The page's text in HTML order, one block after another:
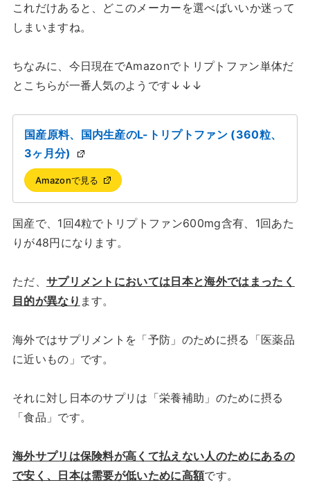
これだけあると、どこのメーカーを選べばいいか迷って
しまいますね。
ちなみに、今日現在でAmazonでトリプトファン単体だ
とこちらが一番人気のようです↓↓↓
国産原料、国内生産のL-トリプトファン (360粒、
3ヶ月分)
Amazonで見る
国産で、1回4粒でトリプトファン600mg含有、1回あた
りが48円になります。
ただ、 サプリメントにおいては日本と海外ではまったく
目的が異なり ます。
海外ではサプリメントを「予防」のために摂る「医薬品
に近いもの」です。
それに対し日本のサプリは「栄養補助」のために摂る
「食品」です。
海外サプリは保険料が高くて払えない人のためにあるの
で安く、日本は需要が低いために高額です。